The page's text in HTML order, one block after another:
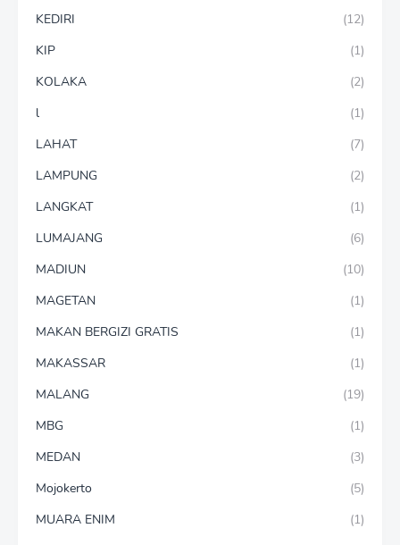
KEDIRI
(12)
KIP
(1)
KOLAKA
(2)
l
(1)
LAHAT
(7)
LAMPUNG
(2)
LANGKAT
(1)
LUMAJANG
(6)
MADIUN
(10)
MAGETAN
(1)
MAKAN BERGIZI GRATIS
(1)
MAKASSAR
(1)
MALANG
(19)
MBG
(1)
MEDAN
(3)
Mojokerto
(5)
MUARA ENIM
(1)